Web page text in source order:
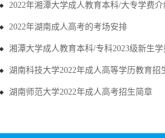
2022年湘潭大学成人教育本科/大专学费介
2022年湖南成人高考的考场安排
湘潭大学成人教育本科/专科2023级新生
湖南科技大学2022年成人高等学历教育招
湖南师范大学2022年成人高考招生简章